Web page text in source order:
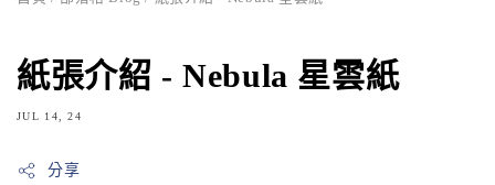
紙張介紹 - Nebula 星雲紙
JUL 14, 24
分享